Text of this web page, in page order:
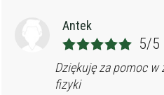
Antek
5/5
Dziękuję za pomoc
fizyki